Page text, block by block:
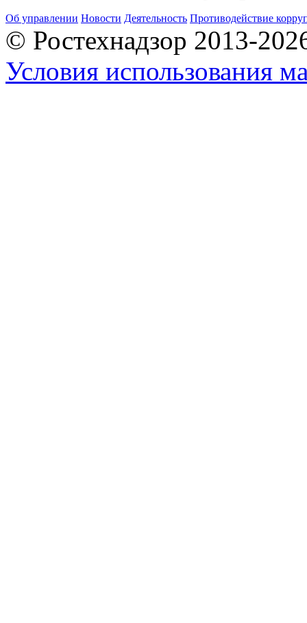
Об управлении Новости Деятельность Противодействие
© Ростехнадзор 2013-
Условия использования